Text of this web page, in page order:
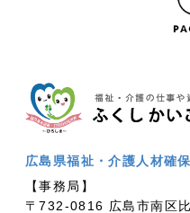
広島県福祉・介護人材確
【事務局】
〒732-0816 広島市南区